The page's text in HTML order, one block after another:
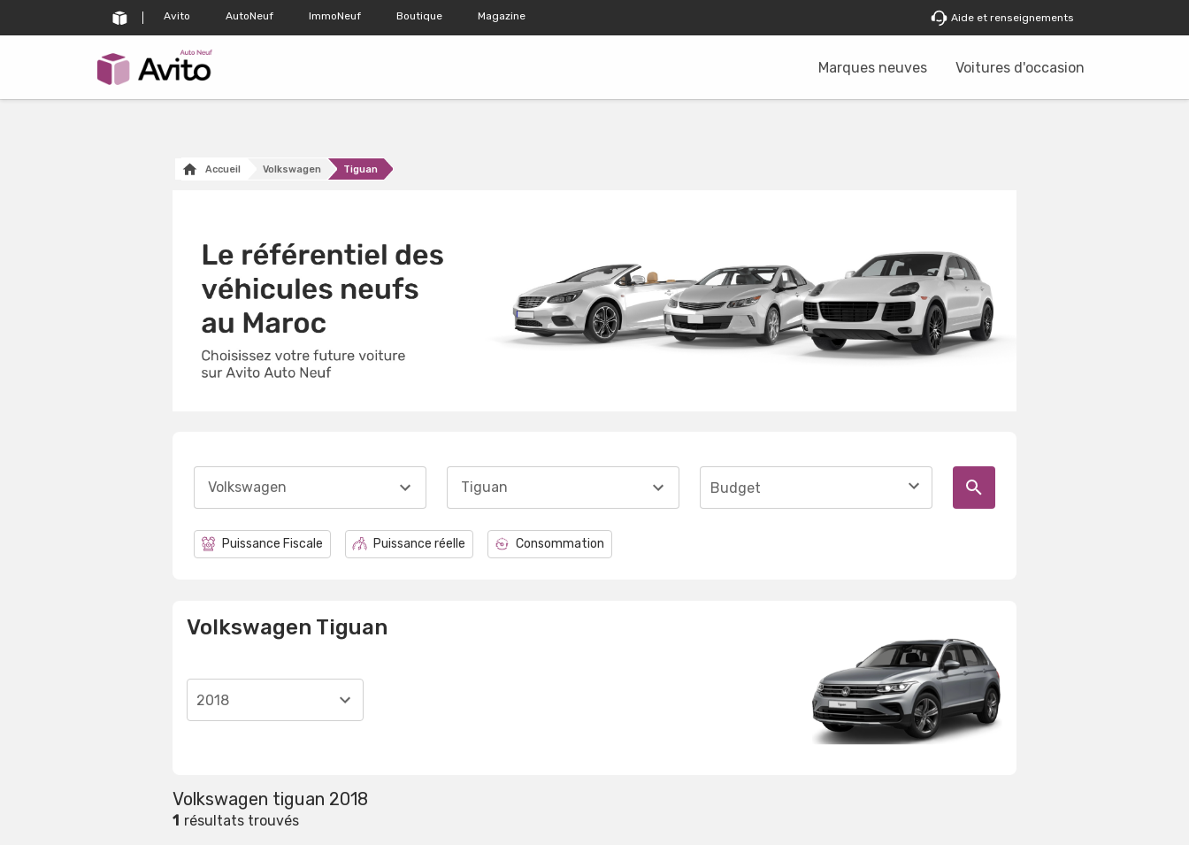
Avito AutoNeuf ImmoNeuf Boutique Magazine Aide et renseignements
Marques neuves Voitures d'occasion
Accueil Volkswagen Tiguan
Volkswagen Tiguan Budget
Puissance Fiscale Puissance réelle Consommation
Volkswagen Tiguan
2018
Volkswagen tiguan 2018
1 résultats trouvés